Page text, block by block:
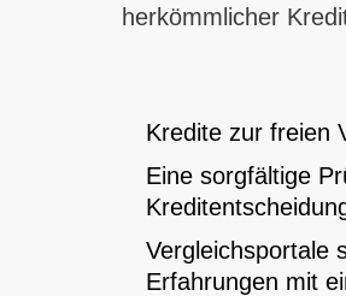
herkömmlicher
Kredite zur freien
Eine sorgfältige
Vergleichsportale
Erfahrungen mit